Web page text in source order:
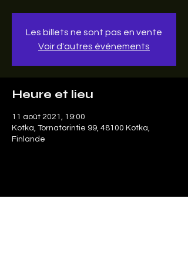
Les billets ne sont pas en vente
Voir d'autres événements
Heure et lieu
11 août 2021, 19:00
Kotka, Tornatorintie 99, 48100 Kotka,
Finlande